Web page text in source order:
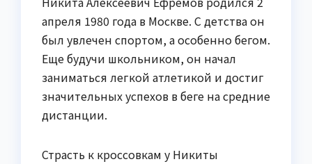
апреля 1980 года в Москве. С детства он
был увлечен спортом, а особенно бегом.
Еще будучи школьником, он начал
заниматься легкой атлетикой и достиг
значительных успехов в беге на средние
дистанции.
Страсть к кроссовкам у Никиты